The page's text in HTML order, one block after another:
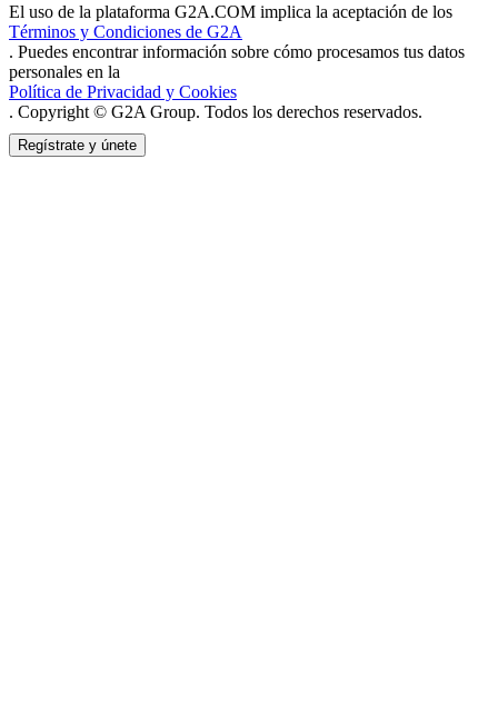
El uso de la plataforma G2A.COM implica la aceptación de los
Términos y Condiciones de G2A
. Puedes encontrar información sobre cómo procesamos tus datos
personales en la
Política de Privacidad y Cookies
. Copyright © G2A Group. Todos los derechos reservados.
Regístrate y únete